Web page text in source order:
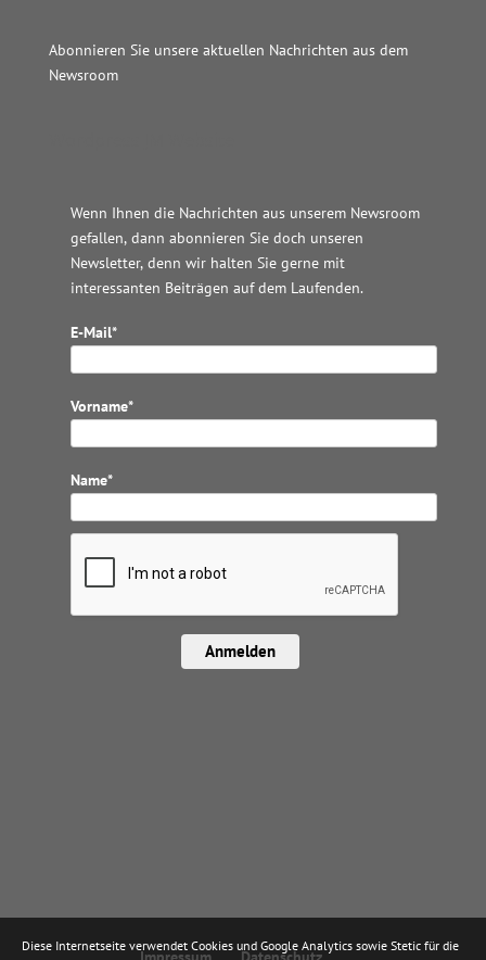
Abonnieren Sie unsere aktuellen Nachrichten aus dem
Newsroom
Wenn Ihnen die Nachrichten aus unserem Newsroom
gefallen, dann abonnieren Sie doch unseren
Newsletter, denn wir halten Sie gerne mit
interessanten Beiträgen auf dem Laufenden.
E-Mail*
Vorname*
Name*
Anmelden
Diese Internetseite verwendet Cookies und Google Analytics sowie Stetic für die